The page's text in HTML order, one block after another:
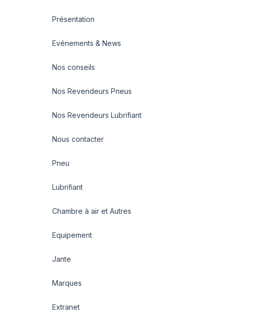
Présentation
Evénements & News
Nos conseils
Nos Revendeurs Pneus
Nos Revendeurs Lubrifiant
Nous contacter
Pneu
Lubrifiant
Chambre à air et Autres
Equipement
Jante
Marques
Extranet